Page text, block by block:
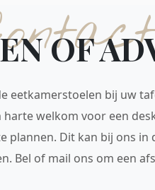
OF
eetkamerstoelen bij uw
welkom voor een
plannen. Dit kan bij ons in
Bel of mail ons om een